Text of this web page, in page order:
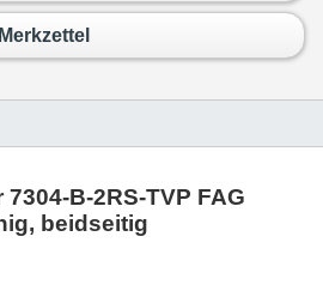
Merkzettel
B-2RS-TVP FAG
beidseitig